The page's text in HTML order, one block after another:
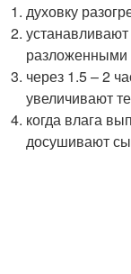
духовку
разложенными
через 1.5 – 2
увеличивают
когда влага
досушивают